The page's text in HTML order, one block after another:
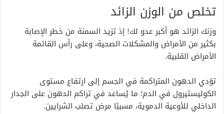
تخلص من الوزن الزائد
وزنك الزائد هو أكبر عدو لك! إذ تزيد السمنة من خطر الإصابة
بكثير من الأمراض والمشكلات الصحية، وعلى رأس القائمة
الأمراض القلبية.
تؤدي الدهون المتراكمة في الجسم إلى ارتفاع مستوى
الكوليستيرول في الدم؛ ما يُساعد في تراكم الدهون على الجدار
الداخلي للأوعية الدموية، مسببًا مرض تصلب الشرايين.